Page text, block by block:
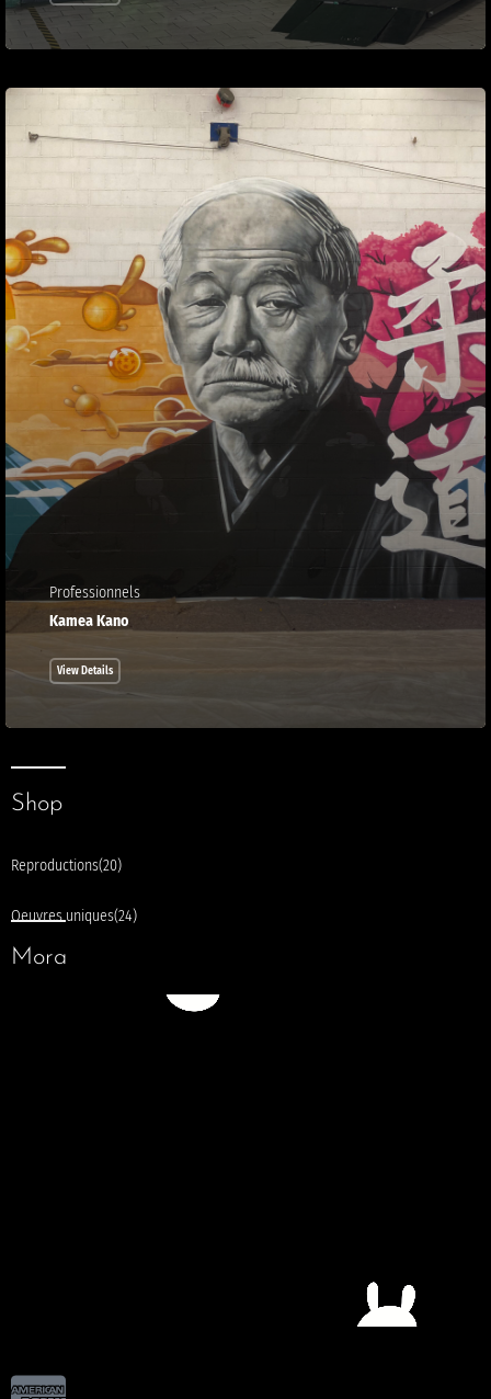
Professionnels
Kamea Kano
View Details
Shop
Reproductions(20)
Oeuvres uniques(24)
Mora